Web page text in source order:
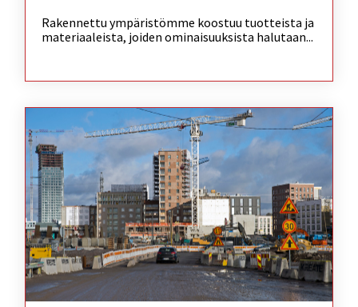
Rakennettu ympäristömme koostuu tuotteista ja
materiaaleista, joiden ominaisuuksista halutaan...